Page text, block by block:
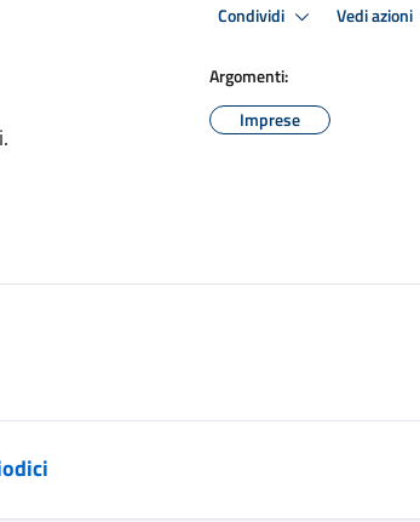
Condividi Vedi azioni
Argomenti:
Imprese